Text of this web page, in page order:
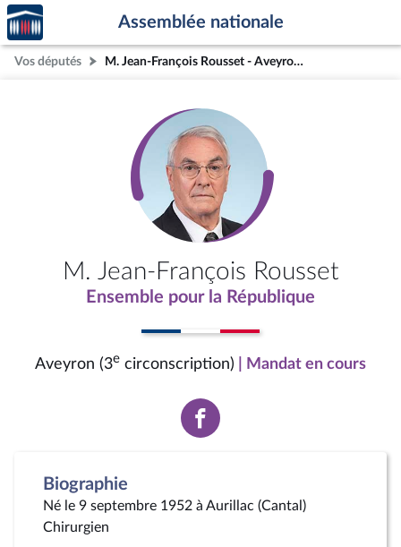
Aller au contenu
Aller en bas de la page
Accèder
à la
page
d'accueil
Assemblée nationale
Vos députés M. Jean-François Rousset - Aveyron (3e circonscription)
M. Jean-François Rousset
Ensemble pour la République
Aveyron (3e circonscription) | Mandat en cours
Voir
la
Biographie
Né le 9 septembre 1952 à Aurillac (Cantal)
Chirurgien